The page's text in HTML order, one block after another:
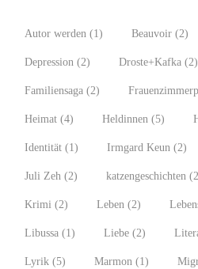
Autor werden (1) Beauvoir (2)
Depression (2) Droste+Kafka (2)
Familiensaga (2)
Heimat (4) Heldinnen (5)
Identität (1) Irmgard Keun (2)
Juli Zeh (2) katzengeschichten
Krimi (2) Leben (2)
Libussa (1) Liebe (2)
Lyrik (5) Marmon (1)